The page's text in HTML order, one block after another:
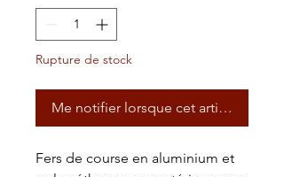
Rupture de stock
Me notifier lorsque cet article est
Fers de course en aluminium et